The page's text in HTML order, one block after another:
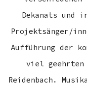
Dekanats und
Projektsänger/
Aufführung der
viel geehrten
Reidenbach.